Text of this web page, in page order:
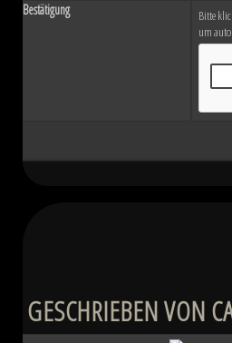
Bestätigung
Bitte
um
GESCHRIEBEN VON